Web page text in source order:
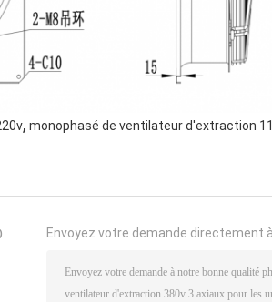
, monophasé de ventilateur d'extraction
Envoyez votre demande directement